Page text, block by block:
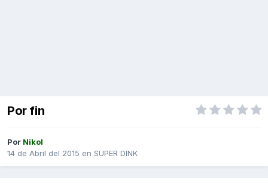
Por fin
Por Nikol
14 de Abril del 2015 en SUPER DINK